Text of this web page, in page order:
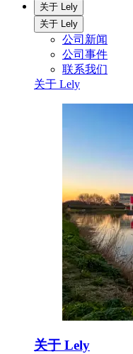
关于 Lely
关于 Lely
公司新闻
公司事件
联系我们
关于 Lely
关于 Lely